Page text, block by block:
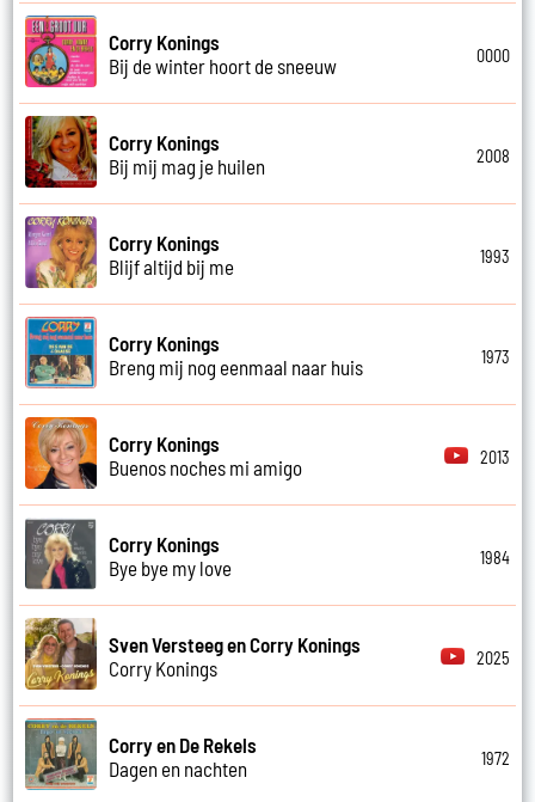
Corry Konings
Bij de winter hoort de sneeuw
0000
Corry Konings
Bij mij mag je huilen
2008
Corry Konings
Blijf altijd bij me
1993
Corry Konings
Breng mij nog eenmaal naar huis
1973
Corry Konings
Buenos noches mi amigo
2013
Corry Konings
Bye bye my love
1984
Sven Versteeg en Corry Konings
Corry Konings
2025
Corry en De Rekels
Dagen en nachten
1972